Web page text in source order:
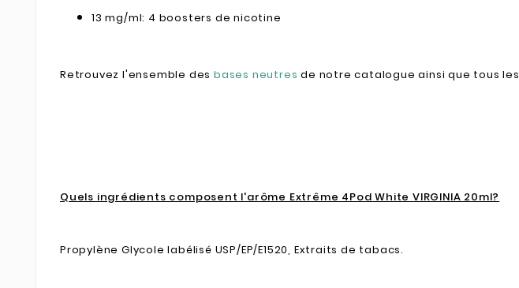
13 mg/ml: 4 boosters de nicotine
Retrouvez l'ensemble desbases neutres de notre catalogue ainsi que tous les
Quels ingrédients composent l'arôme Extrême 4Pod White VIRGINIA 20ml?
Propylène Glycole labélisé USP/EP/E1520, Extraits de tabacs.